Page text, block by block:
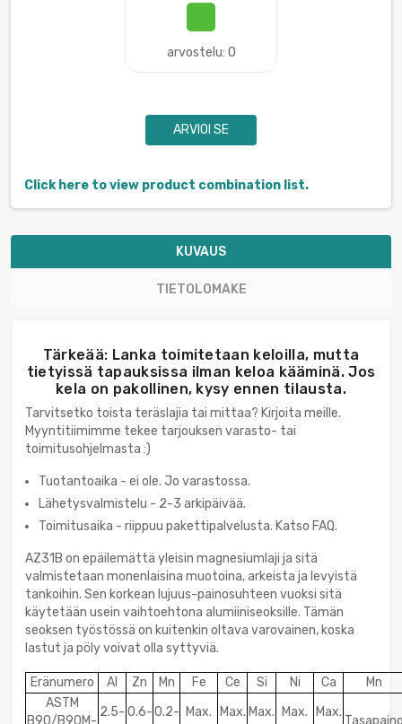
arvostelu: 0
ARVIOI SE
Click here to view product combination list.
KUVAUS
TIETOLOMAKE
Tärkeää: Lanka toimitetaan keloilla, mutta
tietyissä tapauksissa ilman keloa kääminä. Jos
kela on pakollinen, kysy ennen tilausta.
Tarvitsetko toista teräslajia tai mittaa? Kirjoita meille.
Myyntitiimimme tekee tarjouksen varasto- tai
toimitusohjelmasta :)
Tuotantoaika - ei ole. Jo varastossa.
Lähetysvalmistelu - 2-3 arkipäivää.
Toimitusaika - riippuu pakettipalvelusta. Katso FAQ.
AZ31B on epäilemättä yleisin magnesiumlaji ja sitä
valmistetaan monenlaisina muotoina, arkeista ja levyistä
tankoihin. Sen korkean lujuus-painosuhteen vuoksi sitä
käytetään usein vaihtoehtona alumiiniseoksille. Tämän
seoksen työstössä on kuitenkin oltava varovainen, koska
lastut ja pöly voivat olla syttyviä.
Eränumero Al Zn Mn Fe Ce Si Ni Ca
Mn
ASTM
2.5- 0.6-0.2- Max.
Max. Max.
Max.
Max.